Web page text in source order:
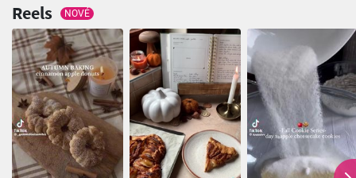
Reels NOVÉ